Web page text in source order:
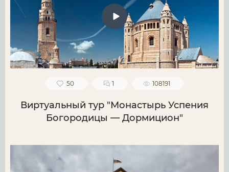
50 1 108191
Виртуальный тур "Монастырь Успения
Богородицы — Дормицион"